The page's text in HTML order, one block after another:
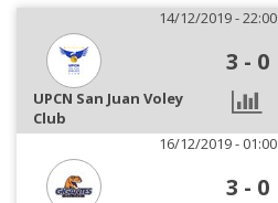
14/12/2019 - 22:00
3 - 0
UPCN San Juan Voley
Club
16/12/2019 - 01:00
3 - 0